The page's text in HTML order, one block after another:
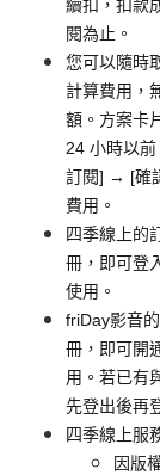
續扣，扣款
閱為止。
您可以隨時
計算費用，
額。方案卡
24 小時以
訂閱] → [確
費用。
四季線上的
冊，即可登
使用。
friDay影音
冊，即可開
用。若已有
先登出後再
四季線上服
因版